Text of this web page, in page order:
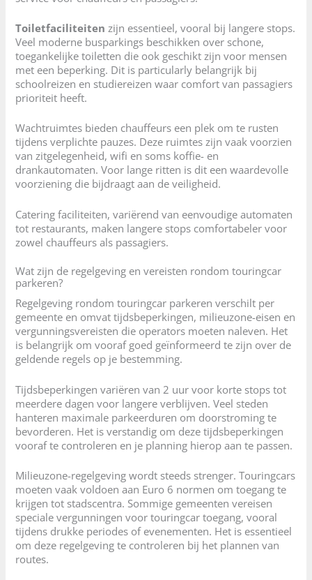
Toiletfaciliteiten zijn essentieel, vooral bij langere stops.
Veel moderne busparkings beschikken over schone,
toegankelijke toiletten die ook geschikt zijn voor mensen
met een beperking. Dit is particularly belangrijk bij
schoolreizen en studiereizen waar comfort van passagiers
prioriteit heeft.
Wachtruimtes bieden chauffeurs een plek om te rusten
tijdens verplichte pauzes. Deze ruimtes zijn vaak voorzien
van zitgelegenheid, wifi en soms koffie- en
drankautomaten. Voor lange ritten is dit een waardevolle
voorziening die bijdraagt aan de veiligheid.
Catering faciliteiten, variërend van eenvoudige automaten
tot restaurants, maken langere stops comfortabeler voor
zowel chauffeurs als passagiers.
Wat zijn de regelgeving en vereisten rondom touringcar
parkeren?
Regelgeving rondom touringcar parkeren verschilt per
gemeente en omvat tijdsbeperkingen, milieuzone-eisen en
vergunningsvereisten die operators moeten naleven. Het
is belangrijk om vooraf goed geïnformeerd te zijn over de
geldende regels op je bestemming.
Tijdsbeperkingen variëren van 2 uur voor korte stops tot
meerdere dagen voor langere verblijven. Veel steden
hanteren maximale parkeerduren om doorstroming te
bevorderen. Het is verstandig om deze tijdsbeperkingen
vooraf te controleren en je planning hierop aan te passen.
Milieuzone-regelgeving wordt steeds strenger. Touringcars
moeten vaak voldoen aan Euro 6 normen om toegang te
krijgen tot stadscentra. Sommige gemeenten vereisen
speciale vergunningen voor touringcar toegang, vooral
tijdens drukke periodes of evenementen. Het is essentieel
om deze regelgeving te controleren bij het plannen van
routes.